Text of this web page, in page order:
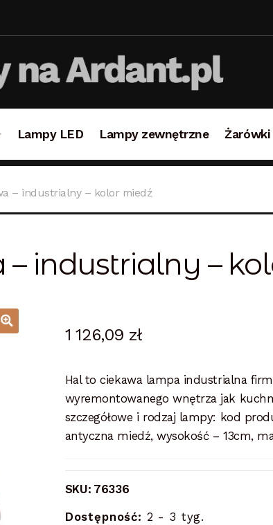
Lampy LED Lampy zewnętrzne Żarówki
– industrialny – kolor miedź
industrialny –
1 126,09 zł
Hal to ciekawa lampa industrialna
wyremontowanego wnętrza jak
szczegółowe i rodzaj lampy: kod
antyczna miedź, wysokość – 13cm,
SKU: 76336
Dostępność: 2 - 3 tyg.